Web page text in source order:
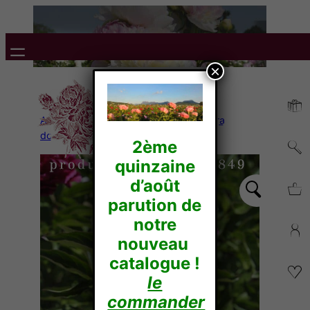
Accueil/Pivoines Herbacées/Lactiflora
doubles/ BLACK BEAUTY
2ème
quinzaine
d’août
parution de
notre
nouveau
catalogue !
le
commander
×